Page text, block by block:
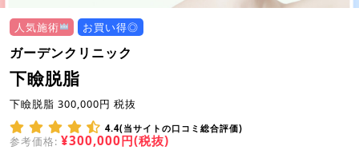
人気施術 お買い得◎
ガーデンクリニック
下瞼脱脂
下瞼脱脂 300,000円 税抜
4.4(当サイトの口コミ総合評価)
参考価格: ¥300,000円(税抜)